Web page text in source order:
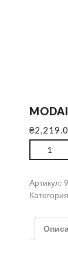
₴
Артикул: